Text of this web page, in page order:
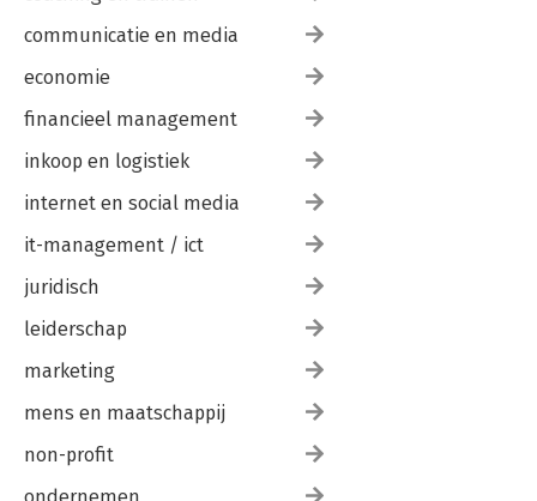
communicatie en media
economie
financieel management
inkoop en logistiek
internet en social media
it-management / ict
juridisch
leiderschap
marketing
mens en maatschappij
non-profit